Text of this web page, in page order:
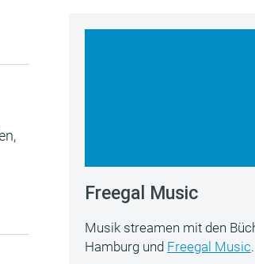
Freegal Music
Musik streamen mit den
Hamburg und Freegal Music.